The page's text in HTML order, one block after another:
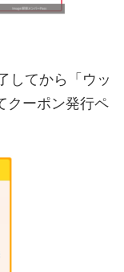
してから「ウッ
クーポン発行ペ